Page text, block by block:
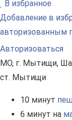
В избранное
Добавление в
авторизованным
Авторизоваться
МО, г. Мытищи,
ст. Мытищи
10 минут
6 минут на